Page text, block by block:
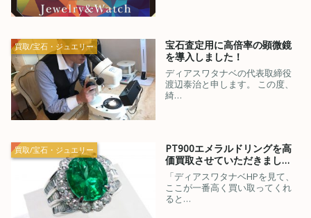
買取/宝石・ジュエリー
宝石査定用に高倍率の顕微鏡
を導入しました！
ディアスワタナベの代表取締役
渡辺泰治と申します。 この度、
綺…
買取/宝石・ジュエリー
PT900エメラルドリングを高
価買取させていただきまし…
「ディアスワタナベHPを見て、
ここが一番高く買い取ってくれ
ると…